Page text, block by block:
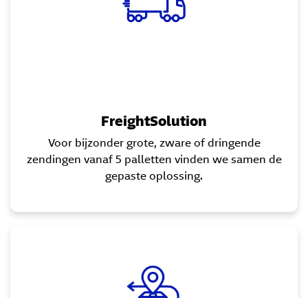
FreightSolution
Voor bijzonder grote, zware of dringende
zendingen vanaf 5 palletten vinden we samen de
gepaste oplossing.